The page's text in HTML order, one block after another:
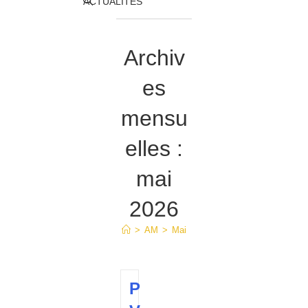
Archiv
es
mensu
elles :
mai
2026
> AM > Mai
P